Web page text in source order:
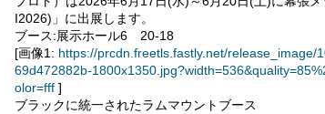
I2026)」に出展します。
ブース:展示ホール6 20-18
[画像1: https://prcdn.freetls.fastly.net/
69d472882b-
olor=fff ]
ブラックに統一されたラムマウントブース